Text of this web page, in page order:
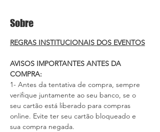
Sobre
REGRAS INSTITUCIONAIS DOS EVENTOS
AVISOS IMPORTANTES ANTES DA
COMPRA:
1- Antes da tentativa de compra, sempre
verifique juntamente ao seu banco, se o
seu cartão está liberado para compras
online. Evite ter seu cartão bloqueado e
sua compra negada.